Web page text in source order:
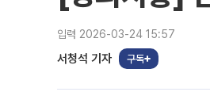
입력 2026-03-24 15:57
서청석 기자 구독